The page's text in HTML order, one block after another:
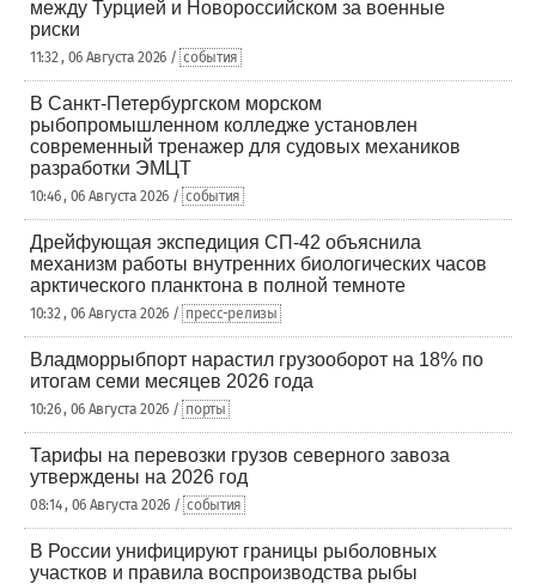
между Турцией и Новороссийском за военные
риски
11:32 , 06 Августа 2026 / события
В Санкт-Петербургском морском
рыбопромышленном колледже установлен
современный тренажер для судовых механиков
разработки ЭМЦТ
10:46 , 06 Августа 2026 / события
Дрейфующая экспедиция СП-42 объяснила
механизм работы внутренних биологических часов
арктического планктона в полной темноте
10:32 , 06 Августа 2026 / пресс-релизы
Владморрыбпорт нарастил грузооборот на 18% по
итогам семи месяцев 2026 года
10:26 , 06 Августа 2026 / порты
Тарифы на перевозки грузов северного завоза
утверждены на 2026 год
08:14 , 06 Августа 2026 / события
В России унифицируют границы рыболовных
участков и правила воспроизводства рыбы